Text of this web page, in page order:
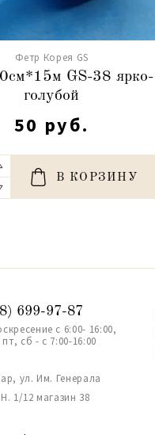
Фетр Корея GS
GS-38 ярко-
голубой
50 руб.
В КОРЗИНУ
699-97-87
с 6:00- 16:00,
сб - с 7:00-16:00
ул. Им. Генерала
1/12 магазин 38